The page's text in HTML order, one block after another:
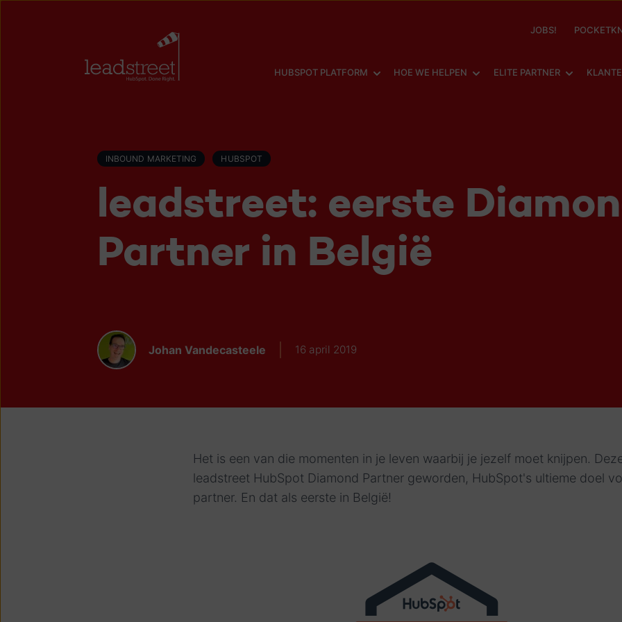
JOBS!
HUBSPOT PLATFORM SHOW SUBMENU FOR
HOE WE HELPEN SHOW SUBMENU FOR
ELITE PARTNER SHOW
INBOUND MARKETING HUBSPOT
leadstreet: eerste
Partner in België
Johan Vandecasteele 16 april 2019
Het is een van die momenten in je leven waarbij je jezelf moet knijpen.
leadstreet HubSpot Diamond Partner geworden, HubSpot's ultieme doel
partner. En dat als eerste in België!